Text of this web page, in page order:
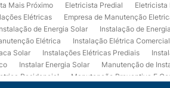
Mais Próximo Eletricista Predial Eletricista
Elétricas Empresa de Manutenção
de Energia Solar Instalação de
Elétrica Instalação Elétrica Comercial
Solar Instalações Elétricas Prediais
Instalar Energia Solar Manutenção de
Residencial
Manutenção Preventiva E